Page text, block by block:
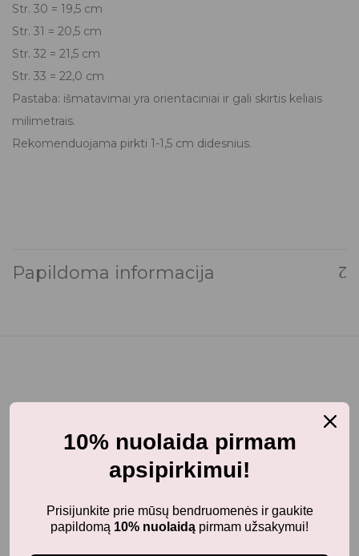
Str. 30 = 19,5 cm
Str. 31 = 20,5 cm
Str. 32 = 21,5 cm
Str. 33 = 22,0 cm
Pastaba: išmatavimai yra orientaciniai ir gali skirtis keliais
milimetrais.
Rekomenduojama pirkti 1-1,5 cm didesnius.
Papildoma informacija
MRS ERTHA vaikiška kepurė - turbanas TAUPE
10% nuolaida pirmam
apsipirkimui!
Prisijunkite prie mūsų bendruomenės ir gaukite
papildomą 10% nuolaidą pirmam užsakymui!